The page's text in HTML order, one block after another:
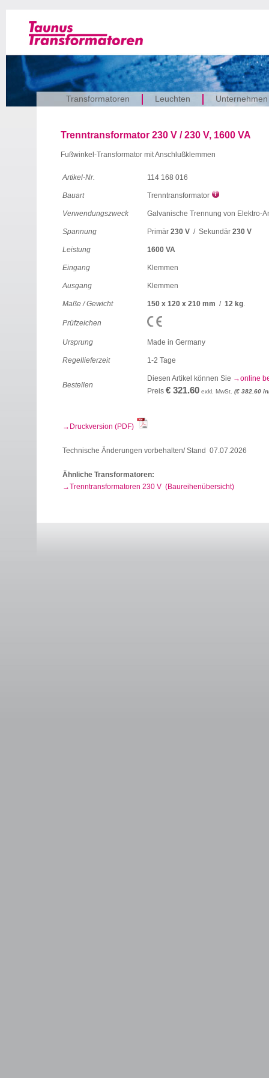
Transformatoren Leuchten Unternehmen
Trenntransformator 230 V / 230 V, 1600 VA
Fußwinkel-Transformator mit Anschlußklemmen
Artikel-Nr. 114 168 016
Bauart Trenntransformator
Verwendungszweck Galvanische Trennung von Elektro-
Spannung Primär 230 V / Sekundär 230 V
Leistung 1600 VA
Eingang Klemmen
Ausgang Klemmen
Maße / Gewicht 150 x 120 x 210 mm / 12 kg.
Prüfzeichen
Ursprung Made in Germany
Regellieferzeit 1-2 Tage
Bestellen
Diesen Artikel können Sie
online
Preis € 321.60 exkl. MwSt. (€ 382.60
Druckversion (PDF)
Technische Änderungen vorbehalten/ Stand 07.07.2026
Ähnliche Transformatoren:
Trenntransformatoren 230 V (Baureihenübersicht)